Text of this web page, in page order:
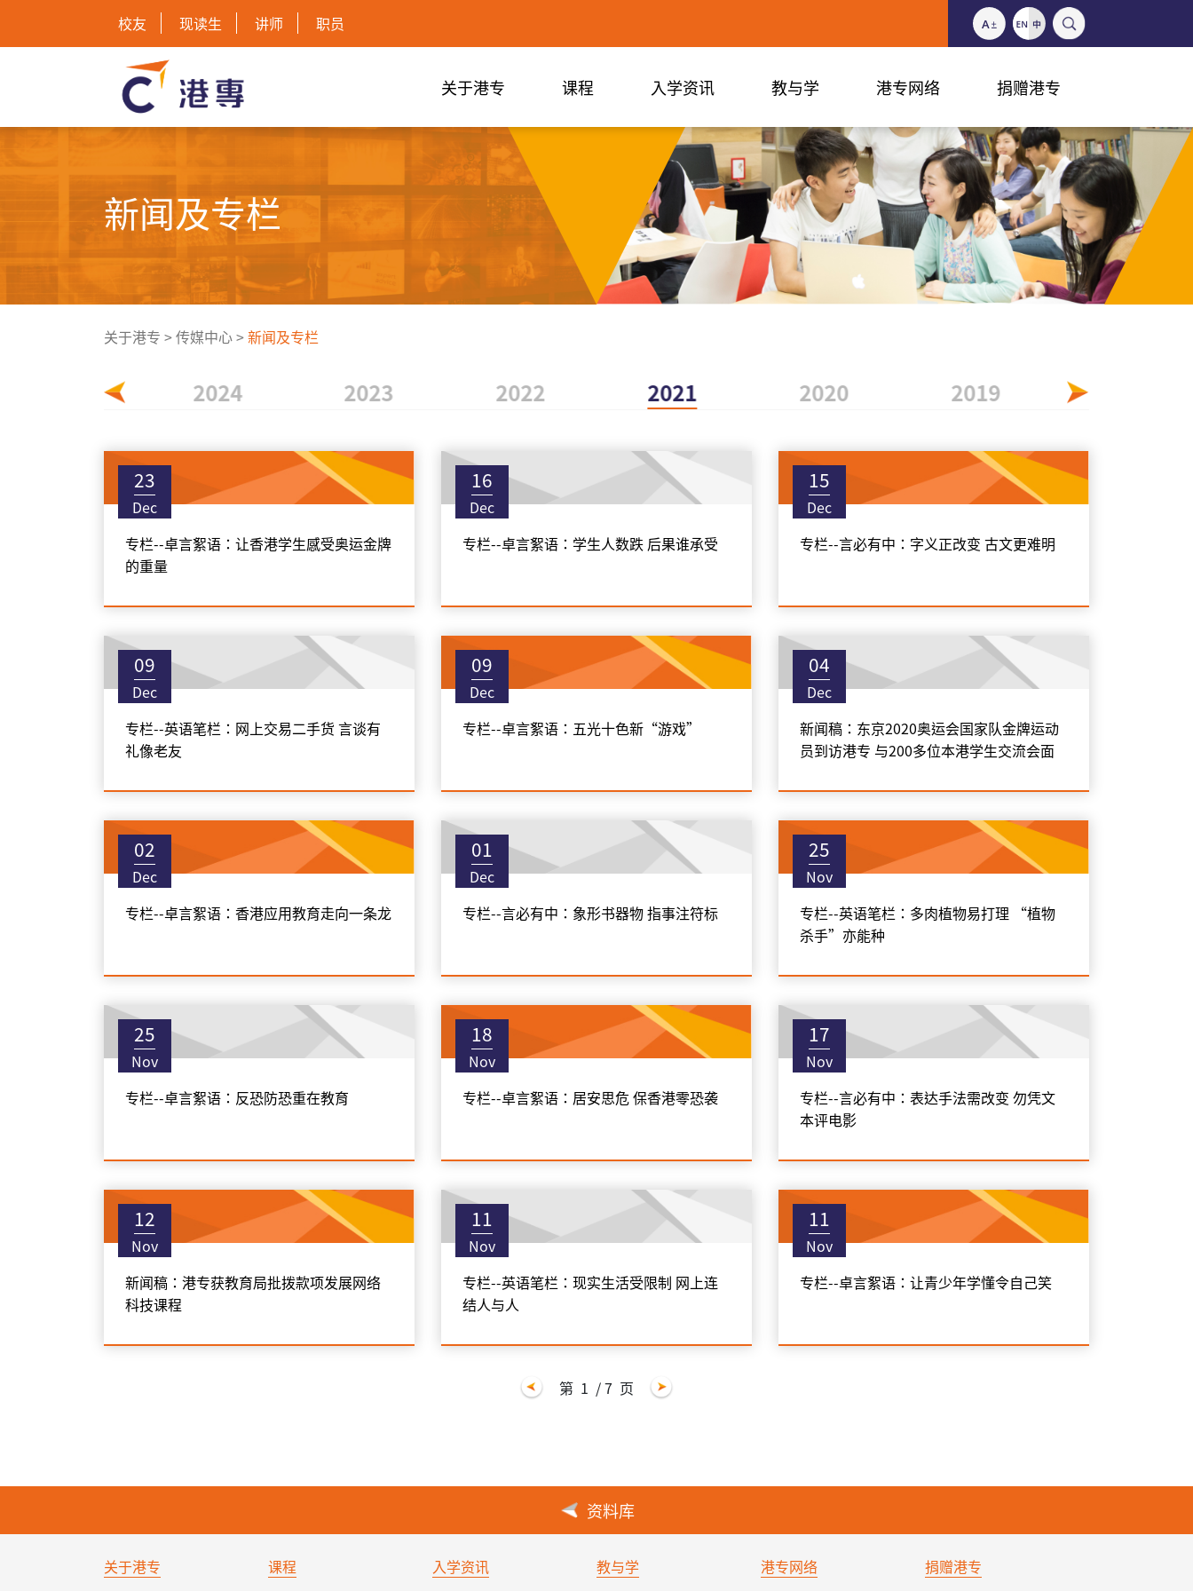
校友 现读生 讲师 职员
关于港专 课程 入学资讯 教与学 港专网络 捐赠港专
新闻及专栏
关于港专 >传媒中心>新闻及专栏
2024 2023 2022 2021 2020 2019
23
Dec
专栏--卓言絮语：让香港学生感受奥运金牌
的重量
16
Dec
专栏--卓言絮语：学生人数跌 后果谁承受
15
Dec
专栏--言必有中：字义正改变 古文更难明
09
Dec
专栏--英语笔栏：网上交易二手货 言谈有
礼像老友
09
Dec
专栏--卓言絮语：五光十色新“游戏”
04
Dec
新闻稿：东京2020奥运会国家队金牌运动
员到访港专 与200多位本港学生交流会面
02
Dec
专栏--卓言絮语：香港应用教育走向一条龙
01
Dec
专栏--言必有中：象形书器物 指事注符标
25
Nov
专栏--英语笔栏：多肉植物易打理 “植物
杀手”亦能种
25
Nov
专栏--卓言絮语：反恐防恐重在教育
18
Nov
专栏--卓言絮语：居安思危 保香港零恐袭
17
Nov
专栏--言必有中：表达手法需改变 勿凭文
本评电影
12
Nov
新闻稿：港专获教育局批拨款项发展网络
科技课程
11
Nov
专栏--英语笔栏：现实生活受限制 网上连
结人与人
11
Nov
专栏--卓言絮语：让青少年学懂令自己笑
第 1 / 7 页
资料库
关于港专 课程 入学资讯 教与学 港专网络 捐赠港专